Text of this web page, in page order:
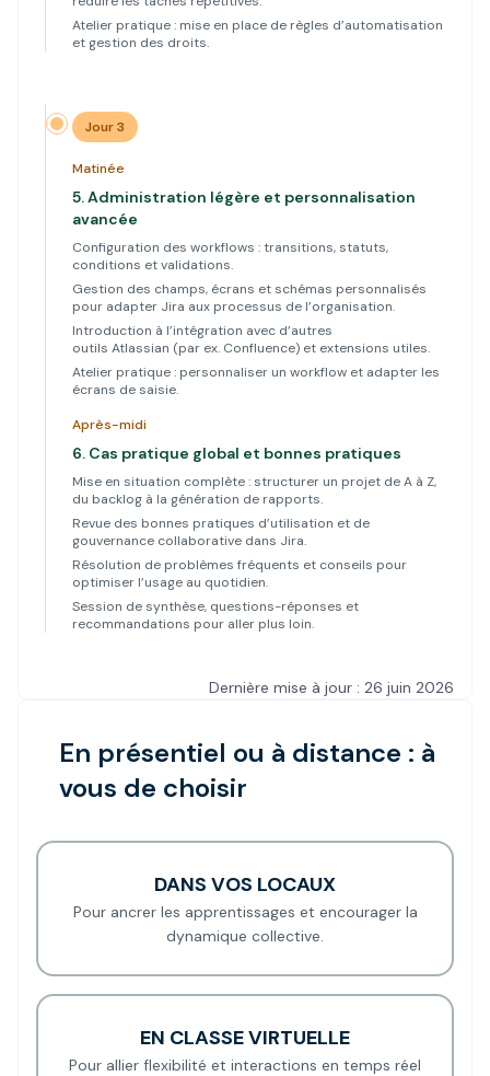
Atelier pratique : mise en place de règles d’automatisation
et gestion des droits.
Jour 3
Matinée
5.Administration légère et personnalisation
avancée
Configuration des workflows : transitions, statuts,
conditions et validations.
Gestion des champs, écrans et schémas personnalisés
pour adapter Jira aux processus de l’organisation.
Introduction à l’intégration avec d’autres
outils Atlassian (par ex. Confluence) et extensions utiles.
Atelier pratique : personnaliser un workflow et adapter les
écrans de saisie.
Après-midi
6. Cas pratique global et bonnes pratiques
Mise en situation complète : structurer un projet de A à Z,
du backlog à la génération de rapports.
Revue des bonnes pratiques d’utilisation et de
gouvernance collaborative dans Jira.
Résolution de problèmes fréquents et conseils pour
optimiser l’usage au quotidien.
Session de synthèse, questions-réponses et
recommandations pour aller plus loin.
Dernière mise à jour : 26 juin 2026
En présentiel ou à distance : à
vous de choisir
DANS VOS LOCAUX
Pour ancrer les apprentissages et encourager la
dynamique collective.
EN CLASSE VIRTUELLE
Pour allier flexibilité et interactions en temps réel